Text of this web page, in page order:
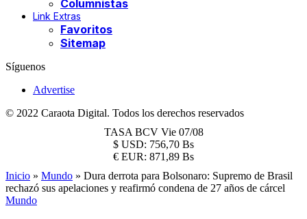
Columnistas
Link Extras
Favoritos
Sitemap
Síguenos
Advertise
© 2022 Caraota Digital. Todos los derechos reservados
TASA BCV Vie 07/08
$ USD: 756,70 Bs
€ EUR: 871,89 Bs
Inicio » Mundo » Dura derrota para Bolsonaro: Supremo de Brasil
rechazó sus apelaciones y reafirmó condena de 27 años de cárcel
Mundo